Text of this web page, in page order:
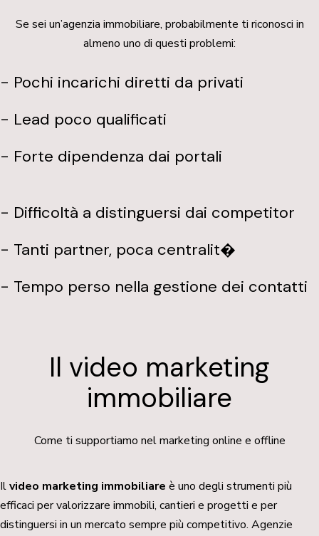
Se sei un’agenzia immobiliare, probabilmente ti riconosci in
almeno uno di questi problemi:
- Pochi incarichi diretti da privati
- Lead poco qualificati
- Forte dipendenza dai portali
- Difficoltà a distinguersi dai competitor
- Tanti partner, poca centralit�
- Tempo perso nella gestione dei contatti
Il video marketing
immobiliare
Come ti supportiamo nel marketing online e offline
Ilvideo marketing immobiliare è uno degli strumenti più
efficaci per valorizzare immobili, cantieri e progetti e per
distinguersi in un mercato sempre più competitivo. Agenzie